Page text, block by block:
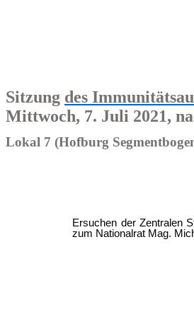
Sitzung des
Mittwoch, 7. Juli 2021,
Lokal 7 (Hofburg
Ersuchen der Zentralen
zum Nationalrat Mag.